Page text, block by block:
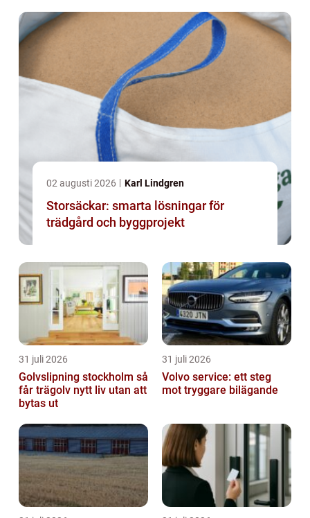
02 augusti 2026 Karl Lindgren
Storsäckar: smarta lösningar för
trädgård och byggprojekt
31 juli 2026
Golvslipning stockholm så
får trägolv nytt liv utan att
bytas ut
31 juli 2026
Volvo service: ett steg
mot tryggare bilägande